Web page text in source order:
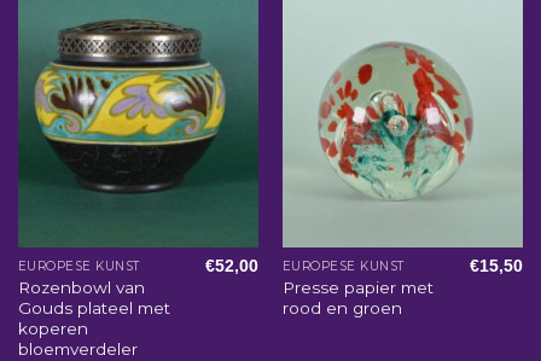
EUROPESE KUNST
Rozenbowl van
Gouds plateel met
koperen
bloemverdeler
€52,00 EUROPESE KUNST
Presse papier met
rood en groen
€15,50